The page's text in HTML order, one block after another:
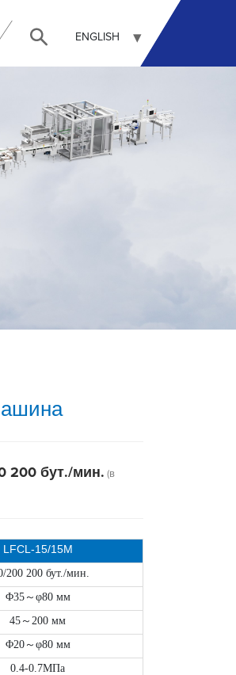
ENGLISH
200 бут./мин. (в
LFCL-15/15M
200 200 бут./мин.
Φ35～ φ80 мм
45 ～ 200 мм
Φ20～ φ80 мм
0.4-0.7МПа